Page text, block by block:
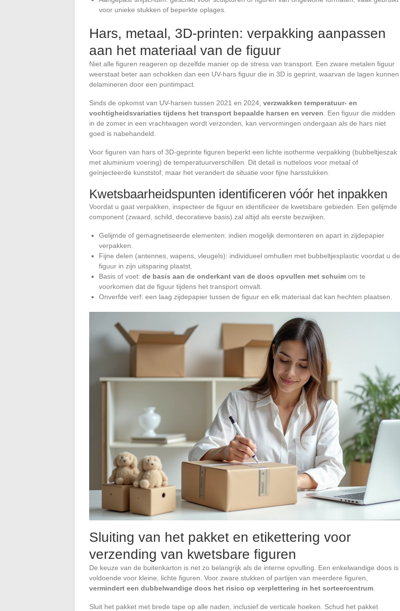
voor unieke stukken of beperkte oplages.
Hars, metaal, 3D-printen: verpakking aanpassen
aan het materiaal van de figuur
Niet alle figuren reageren op dezelfde manier op de stress van transport. Een zware metalen figuur
weerstaat beter aan schokken dan een UV-hars figuur die in 3D is geprint, waarvan de lagen kunnen
delamineren door een puntimpact.
Sinds de opkomst van UV-harsen tussen 2021 en 2024, verzwakken temperatuur- en
vochtigheidsvariaties tijdens het transport bepaalde harsen en verven . Een figuur die midden
in de zomer in een vrachtwagen wordt verzonden, kan vervormingen ondergaan als de hars niet
goed is nabehandeld.
Voor figuren van hars of 3D-geprinte figuren beperkt een lichte isotherme verpakking (bubbeltjeszak
met aluminium voering) de temperatuurverschillen. Dit detail is nutteloos voor metaal of
geïnjecteerde kunststof, maar het verandert de situatie voor fijne harsstukken.
Kwetsbaarheidspunten identificeren vóór het inpakken
Voordat u gaat verpakken, inspecteer de figuur en identificeer de kwetsbare gebieden. Een gelijmde
component (zwaard, schild, decoratieve basis) zal altijd als eerste bezwijken.
Gelijmde of gemagnetiseerde elementen: indien mogelijk demonteren en apart in zijdepapier
verpakken.
Fijne delen (antennes, wapens, vleugels): individueel omhullen met bubbeltjesplastic voordat u de
figuur in zijn uitsparing plaatst.
Basis of voet: de basis aan de onderkant van de doos opvullen met schuim om te
voorkomen dat de figuur tijdens het transport omvalt.
Onverfde verf: een laag zijdepapier tussen de figuur en elk materiaal dat kan hechten plaatsen.
Sluiting van het pakket en etikettering voor
verzending van kwetsbare figuren
De keuze van de buitenkarton is net zo belangrijk als de interne opvulling. Een enkelwandige doos is
voldoende voor kleine, lichte figuren. Voor zware stukken of partijen van meerdere figuren,
vermindert een dubbelwandige doos het risico op verplettering in het sorteercentrum
Sluit het pakket met brede tape op alle naden, inclusief de verticale hoeken. Schud het pakket